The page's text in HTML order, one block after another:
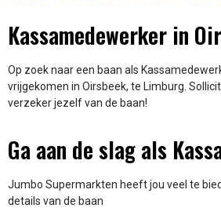
Kassamedewerker in
Op zoek naar een baan als
vrijgekomen in Oirsbeek, te Limburg.
verzeker jezelf van de baan!
Ga aan de slag als
Jumbo Supermarkten heeft jou veel te
details van de baan